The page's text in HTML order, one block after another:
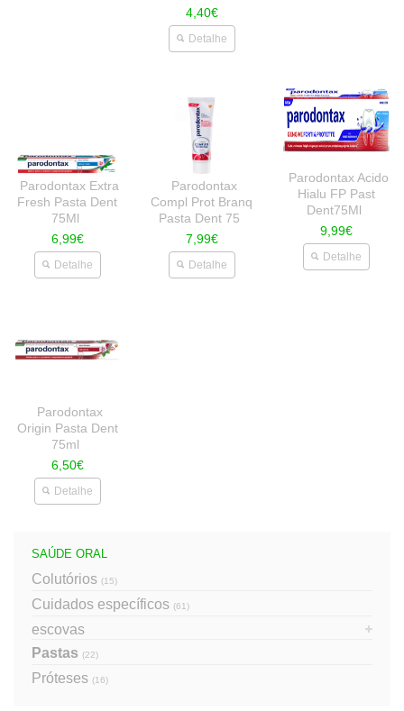
SAÚDE ORAL
Colutórios (15)
Cuidados específicos (61)
escovas
Pastas (22)
Próteses (16)
4,40€
Detalhe
Parodontax Extra
Fresh Pasta Dent
75Ml
6,99€
Detalhe
Parodontax
Compl Prot Branq
Pasta Dent 75
7,99€
Detalhe
Parodontax Acido
Hialu FP Past
Dent75Ml
9,99€
Detalhe
Parodontax
Origin Pasta Dent
75ml
6,50€
Detalhe